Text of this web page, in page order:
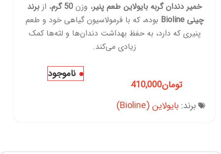
خمیر دندان گربه بایولاین طعم پنیر، وزن 50 گرم ، از برند
چینی Bioline
بوده، که با فرمولاسیون گیاهی خود و طعم
پنیری که دارد، به حفظ بهداشت دندان‌ها و لثه‌ها کمک
زیادی می‌کند.
تومان410,000
ناموجود
برند: بایولاین (Bioline)